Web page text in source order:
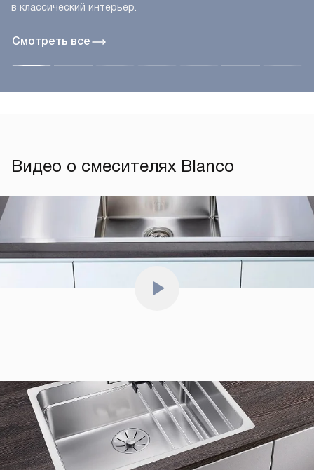
Смотреть все
в классический интерьер.
Видео о смесителях Blanco